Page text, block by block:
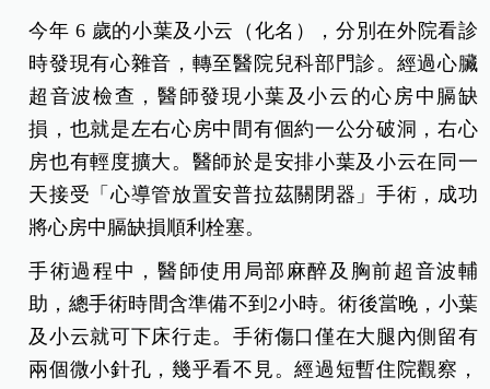
今年 6 歲的小葉及小云（化名），分別在外院看診
時發現有心雜音，轉至醫院兒科部門診。經過心臟
超音波檢查，醫師發現小葉及小云的心房中膈缺
損，也就是左右心房中間有個約一公分破洞，右心
房也有輕度擴大。醫師於是安排小葉及小云在同一
天接受「心導管放置安普拉茲關閉器」手術，成功
將心房中膈缺損順利栓塞。
手術過程中，醫師使用局部麻醉及胸前超音波輔
助，總手術時間含準備不到2小時。術後當晚，小葉
及小云就可下床行走。手術傷口僅在大腿內側留有
兩個微小針孔，幾乎看不見。經過短暫住院觀察，